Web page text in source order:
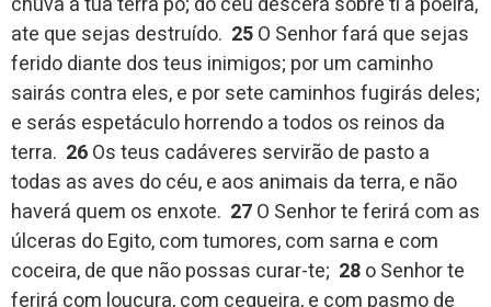
ate que sejas destruído. 25O Senhor fará que sejas
ferido diante dos teus inimigos; por um caminho
sairás contra eles, e por sete caminhos fugirás deles;
e serás espetáculo horrendo a todos os reinos da
terra. 26Os teus cadáveres servirão de pasto a
todas as aves do céu, e aos animais da terra, e não
haverá quem os enxote. 27O Senhor te ferirá com as
úlceras do Egito, com tumores, com sarna e com
coceira, de que não possas curar-te; 28o Senhor te
ferirá com loucura, com cegueira, e com pasmo de